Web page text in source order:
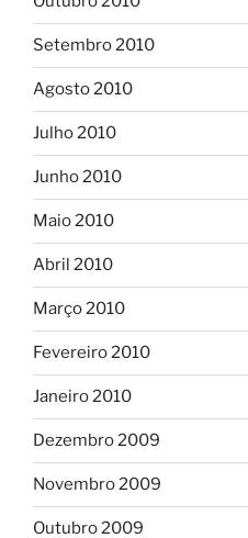
Setembro 2010
Agosto 2010
Julho 2010
Junho 2010
Maio 2010
Abril 2010
Março 2010
Fevereiro 2010
Janeiro 2010
Dezembro 2009
Novembro 2009
Outubro 2009